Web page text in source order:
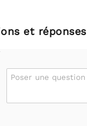
et réponses
Poser une question